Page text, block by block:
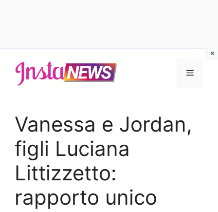
contenuto
Menu
Vanessa e Jordan,
figli Luciana
Littizzetto:
rapporto unico